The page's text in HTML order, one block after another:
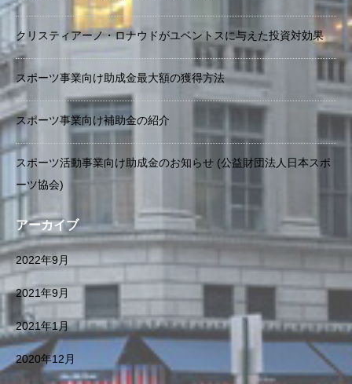
クリスティアーノ・ロナウドがユベントスに与えた投資対効果
スポーツ事業向け助成金最大額の獲得方法
スポーツ事業向け補助金の紹介
スポーツ活動事業向け助成金のお知らせ (公益財団法人日本スポ
ーツ協会)
アーカイブ
2022年9月
2021年9月
2021年1月
2020年12月